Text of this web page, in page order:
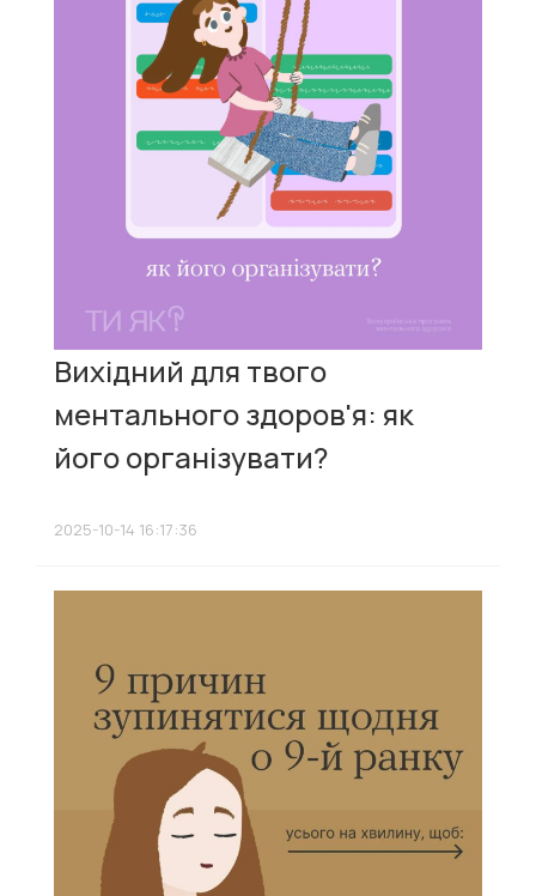
Вихідний для твого
ментального здоров'я: як
його організувати?
2025-10-14 16:17:36